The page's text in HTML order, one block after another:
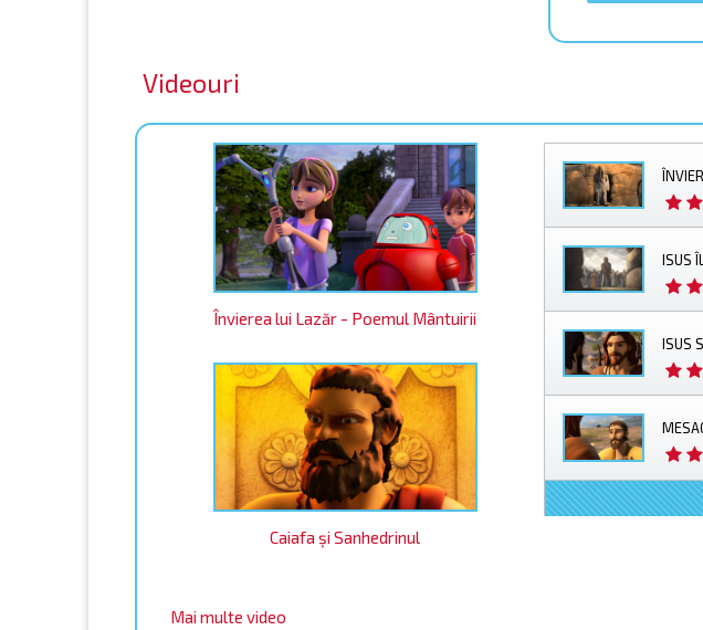
Videouri
Învierea lui Lazăr - Poemul Mântuirii
Caiafa şi Sanhedrinul
ISUS
Mai multe video